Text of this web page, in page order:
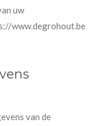
uw
www.degrohout.be
van de